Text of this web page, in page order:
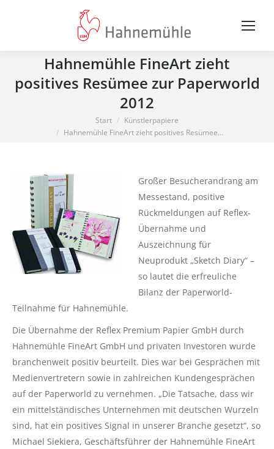
Hahnemühle FineArt zieht
positives Resümee zur Paperworld
2012
Sie befinden sich hier:Start
Künstlerpapiere
Hahnemühle FineArt zieht positives Resümee…
Großer Besucherandrang am
Messestand, positive
Rückmeldungen auf Reflex-
Übernahme und
Auszeichnung für
Neuprodukt „Sketch Diary“ –
so lautet die erfreuliche
Bilanz der Paperworld-
Teilnahme für Hahnemühle.
Die Übernahme der Reflex Premium Papier GmbH durch
Hahnemühle FineArt GmbH und privaten Investoren wurde
branchenweit positiv beurteilt. Dies war bei Gesprächen mit
Medienvertretern sowie in zahlreichen Kundengesprächen
auf der Paperworld zu vernehmen. „Die Tatsache, dass wir
ein mittelständisches Unternehmen mit deutschen Wurzeln
sind, hat ein positives Signal in unserer Branche gesetzt“, so
Michael Siekiera, Geschäftsführer der Hahnemühle FineArt